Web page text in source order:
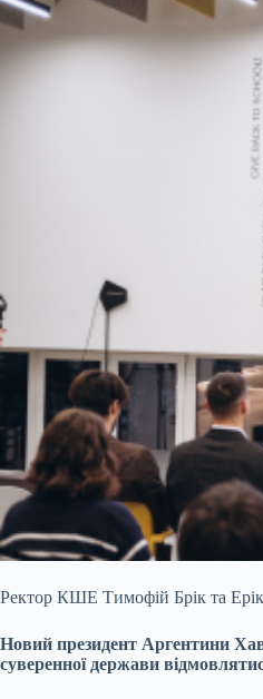
Ректор КШЕ Тимофій Брік та Ерік
Новий президент Аргентини
суверенної держави